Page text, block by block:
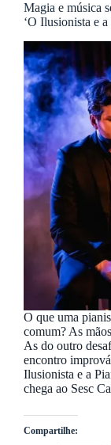
Magia e música
‘O Ilusionista e a
O que uma
comum? As
As do outro
encontro
Ilusionista e a
chega ao Sesc
Compartilhe: